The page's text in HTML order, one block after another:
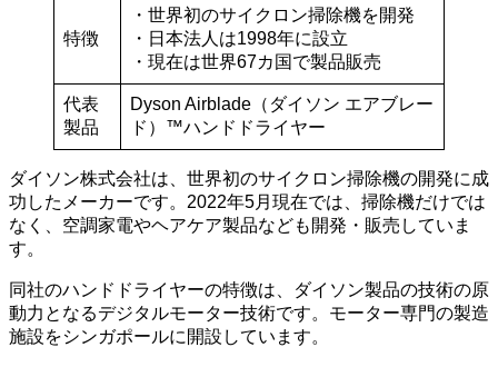
特徴
・世界初のサイクロン掃除機を開発
・日本法人は1998年に設立
・現在は世界67カ国で製品販売
代表
製品
Dyson Airblade（ダイソン エアブレー
ド）™ハンドドライヤー
ダイソン株式会社は、世界初のサイクロン掃除機の開発に成
功したメーカーです。2022年5月現在では、掃除機だけでは
なく、空調家電やヘアケア製品なども開発・販売していま
す。
同社のハンドドライヤーの特徴は、ダイソン製品の技術の原
動力となるデジタルモーター技術です。モーター専門の製造
施設をシンガポールに開設しています。